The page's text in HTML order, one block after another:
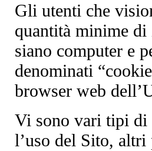
Gli utenti che
quantità minime
siano computer e
denominati
browser web
Vi sono vari tipi di
l’uso del Sito,